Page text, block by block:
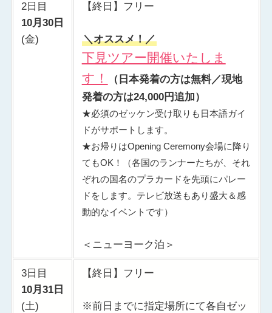
2日目
10月30日
(金)
【終日】フリー
＼オススメ！／
下見ツアー開催いたしま
す！
（日本発着の方は無料／現地
発着の方は24,000円追加）
★必須のゼッケン受け取りも日本語ガイ
ドがサポートします。
★お帰りはOpening Ceremony会場に降り
てもOK！（各国のランナーたちが、それ
ぞれの国名のプラカードを先頭にパレー
ドをします。テレビ放送もあり盛大＆感
動的なイベントです）
＜ニューヨーク泊＞
3日目
10月31日
(土)
【終日】フリー
※前日までに指定場所にて各自ゼッ